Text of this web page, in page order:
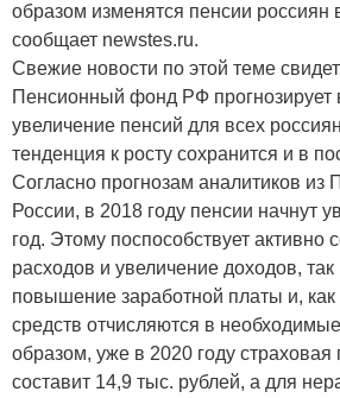
образом изменятся пенсии россиян
сообщает newstes.ru.
Свежие новости по этой теме
Пенсионный фонд РФ прогнозирует
увеличение пенсий для всех
тенденция к росту сохранится и в
Согласно прогнозам аналитиков из
России, в 2018 году пенсии начнут
год. Этому поспособствует активно
расходов и увеличение доходов, так
повышение заработной платы и,
средств отчисляются в
образом, уже в 2020 году
составит 14,9 тыс. рублей, а для